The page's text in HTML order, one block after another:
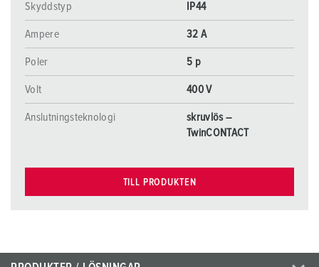
Skyddstyp
IP44
Ampere 32 A
Poler 5 p
Volt 400 V
Anslutningsteknologi
skruvlös –
TwinCONTACT
TILL PRODUKTEN